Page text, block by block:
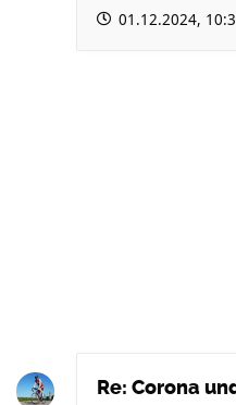
01.12.2024,
Re: Corona